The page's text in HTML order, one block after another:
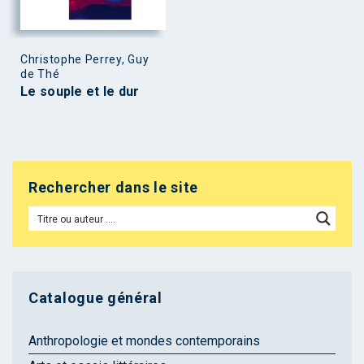
Christophe Perrey, Guy
de Thé
Le souple et le dur
Rechercher dans le site
Catalogue général
Anthropologie et mondes contemporains